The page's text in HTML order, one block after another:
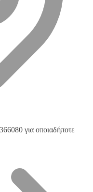
για οποιαδήποτε